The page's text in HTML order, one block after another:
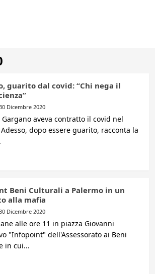
guarito dal covid: “Chi nega il
Dicembre 2020
aveva contratto il covid nel
dopo essere guarito, racconta la
Beni Culturali a Palermo in un
alla mafia
Dicembre 2020
alle ore 11 in piazza Giovanni
"Infopoint" dell'Assessorato ai Beni
in cui...